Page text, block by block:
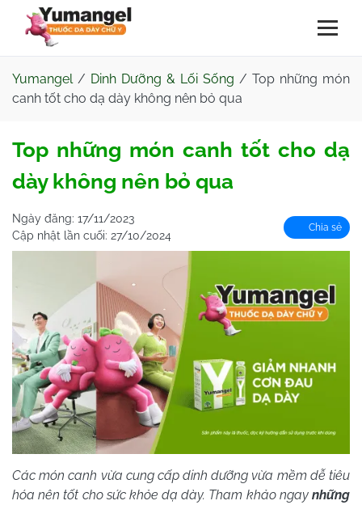
Yumangel/ Dinh Dưỡng & Lối Sống / Top những món
canh tốt cho dạ dày không nên bỏ qua
Top những món canh tốt cho dạ
dày không nên bỏ qua
Ngày đăng: 17/11/2023
Cập nhật lần cuối: 27/10/2024
Chia sẻ
Các món canh vừa cung cấp dinh dưỡng vừa mềm dễ tiêu
hóa nên tốt cho sức khỏe dạ dày. Tham khảo ngay những